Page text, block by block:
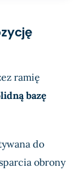
ramię
bazę
do
obrony